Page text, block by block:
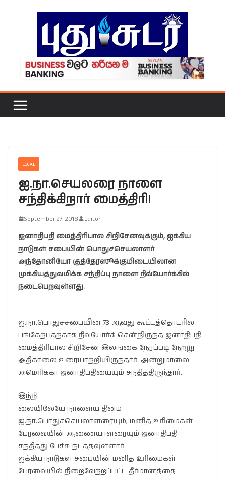
LOCAL
ஐ.நா.செயலரை நாளை
சந்திக்கிறார் மைத்திரி!
September 27, 2018 Editor
ஜனாதிபதி மைத்திரிபால சிறிசேனவுக்கும், ஐக்கிய
நாடுகள் சபையின் பொதுச்செயலாளர்
அந்தோனியோ குத்தேரஸூக்குமிடையிலான
முக்கியத்துவமிக்க சந்திப்பு நாளை நிவ்யோர்க்கில்
நடைபெறவுள்ளது.
ஐ.நா.பொதுச்சபையின் 73 ஆவது கூட்டத்தொடரில்
பங்கேற்பதற்காக நிவ்யோர்க் சென்றிருந்த ஜனாதிபதி
மைத்திரிபால சிறிசேன இலங்கை நேரப்படி நேற்று
அதிகாலை உரையாற்றியிருந்தார். அன்றுமாலை
அமெரிக்கா ஜனாதிபதியையும் சந்தித்திருந்தார்.
இந்நி
லையிலேயே நாளைய தினம்
ஐ.நா.பொதுச்செயலாளரையும், மனித உரிமைகள்
பேரவையின் ஆணையாளரையும் ஜனாதிபதி
சந்தித்து பேச்சு நடத்தவுள்ளார்.
ஐக்கிய நாடுகள் சபையின் மனித உரிமைகள்
பேரவையில் நிறைவேற்றப்பட்ட தீர்மானத்தை